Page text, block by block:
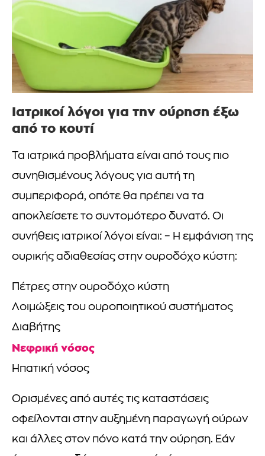
Ιατρικοί λόγοι για την ούρηση έξω
από το κουτί
Τα ιατρικά προβλήματα είναι από τους πιο
συνηθισμένους λόγους για αυτή τη
συμπεριφορά, οπότε θα πρέπει να τα
αποκλείσετε το συντομότερο δυνατό. Οι
συνήθεις ιατρικοί λόγοι είναι: – Η εμφάνιση της
ουρικής αδιαθεσίας στην ουροδόχο κύστη:
Πέτρες στην ουροδόχο κύστη
Λοιμώξεις του ουροποιητικού συστήματος
Διαβήτης
Νεφρική νόσος
Ηπατική νόσος
Ορισμένες από αυτές τις καταστάσεις
οφείλονται στην αυξημένη παραγωγή ούρων
και άλλες στον πόνο κατά την ούρηση. Εάν